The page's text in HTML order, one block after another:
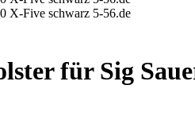
für Sig